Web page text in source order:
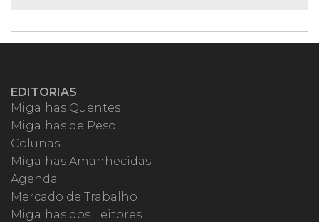
EDITORIAS
Migalhas Quentes
Migalhas de Peso
Colunas
Migalhas Amanhecidas
Agenda
Mercado de Trabalho
Migalhas dos Leitores